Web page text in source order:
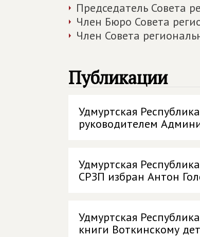
Председатель Совета
Член Бюро Совета
Член Совета
Публикации
Удмуртская
руководителем
Удмуртская
СРЗП избран Антон
Удмуртская
книги Воткинскому